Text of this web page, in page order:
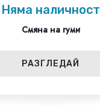
Няма наличност
Смяна на гуми
РАЗГЛЕДАЙ